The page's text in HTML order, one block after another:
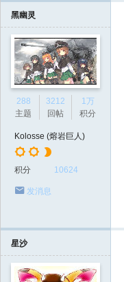
黑幽灵
288
主题
3212
回帖
1万
积分
Kolosse (熔岩巨人)
积分 10624
发消息
星沙